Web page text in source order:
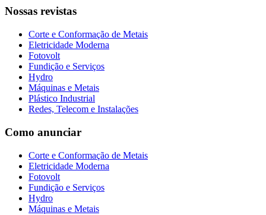
Nossas revistas
Corte e Conformação de Metais
Eletricidade Moderna
Fotovolt
Fundição e Serviços
Hydro
Máquinas e Metais
Plástico Industrial
Redes, Telecom e Instalações
Como anunciar
Corte e Conformação de Metais
Eletricidade Moderna
Fotovolt
Fundição e Serviços
Hydro
Máquinas e Metais